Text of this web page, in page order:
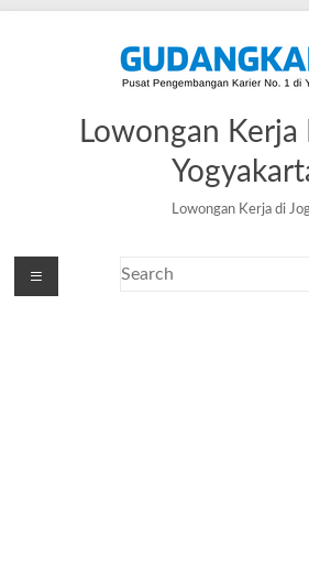
Lowongan Kerja
Lowongan Kerja di